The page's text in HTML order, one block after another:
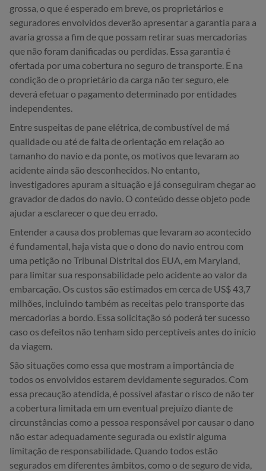
grossa, o que é esperado em breve, os proprietários e
seguradores envolvidos deverão apresentar a garantia para a
avaria grossa a fim de que possam retirar suas mercadorias
que não foram danificadas ou perdidas. Essa garantia é
ofertada por uma cobertura no seguro de transporte. E na
condição de o proprietário da carga não ter seguro, ele
deverá efetuar o pagamento determinado por entidades
independentes.
Entre suspeitas de pane elétrica, de combustível de má
qualidade ou até de falta de orientação em relação ao
tamanho do navio e da ponte, os motivos que levaram ao
acidente ainda são desconhecidos. No entanto,
investigadores apuram a situação e já conseguiram chegar ao
gravador de dados do navio. O conteúdo desse objeto pode
ajudar a esclarecer o que deu errado.
Entender a causa dos problemas que levaram ao acontecido
é fundamental, haja vista que o dono do navio entrou com
uma petição no Tribunal Distrital dos EUA, em Maryland,
para limitar sua responsabilidade pelo acidente ao valor da
embarcação. Os custos são estimados em cerca de US$ 43,7
milhões, incluindo também as receitas pelo transporte das
mercadorias a bordo. Essa solicitação só poderá ter sucesso
caso os defeitos não tenham sido perceptíveis antes do início
da viagem.
São situações como essa que mostram a importância de
todos os envolvidos estarem devidamente segurados. Com
essa precaução atendida, é possível afastar o risco de não ter
a cobertura limitada em um eventual prejuízo diante de
circunstâncias como a pessoa responsável por causar o dano
não estar adequadamente segurada ou existir alguma
limitação de responsabilidade. Quando todos estão
segurados em diferentes âmbitos, como o de seguro de vida,